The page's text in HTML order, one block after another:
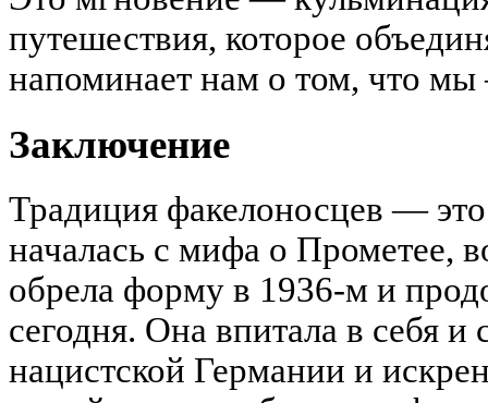
путешествия, которое
напоминает нам о том, что
Заключение
Традиция факелоносцев —
началась с мифа о Прометее,
обрела форму в 1936-м и
сегодня. Она впитала в себя и
нацистской Германии и